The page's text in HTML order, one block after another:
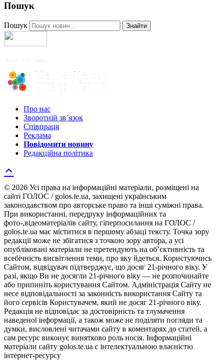
Пошук
Пошук Знайти
Про нас
Зворотній зв’язок
Співпраця
Реклама
Повідомити новину
Редакційна політика
© 2026 Усі права на інформаційні матеріали, розміщені на
сайті ГОЛОС / golos.te.ua, захищені українським
законодавством про авторське право та інші суміжні права.
При використанні, передруку інформаційних та
фото-,відеоматеріалів сайту, гіперпосилання на ГОЛОС /
golos.te.ua має міститися в першому абзаці тексту. Точка зору
редакції може не збігатися з точкою зору автора, а усі
опубліковані матеріали не претендують на об’єктивність та
всебічність висвітлення теми, про яку йдеться. Користуючись
Сайтом, відвідувач підтверджує, що досяг 21-річного віку. У
разі, якщо Ви не досягли 21-річного віку — не розпочинайте
або припиніть користування Сайтом. Адміністрація Сайту не
несе відповідальності за законність використання Сайту та
його сервісів Користувачем, який не досяг 21-річного віку.
Редакція не відповідає за достовірність та тлумачення
наведеної інформації, а також може не поділяти погляди та
думки, висловлені читачами сайту в коментарях до статей, а
сам ресурс виконує винятково роль носія. Інформаційні
матеріали сайту golos.te.ua є інтелектуальною власністю
інтернет-ресурсу